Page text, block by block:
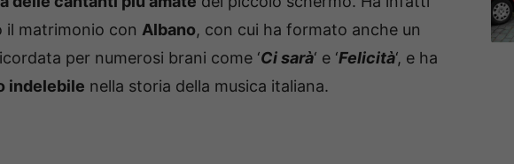
matrimonio con Albano, con cui ha formato anche un
per numerosi brani come ‘Ci sarà‘ e ‘Felicità‘, e ha
indelebile nella storia della musica italiana.